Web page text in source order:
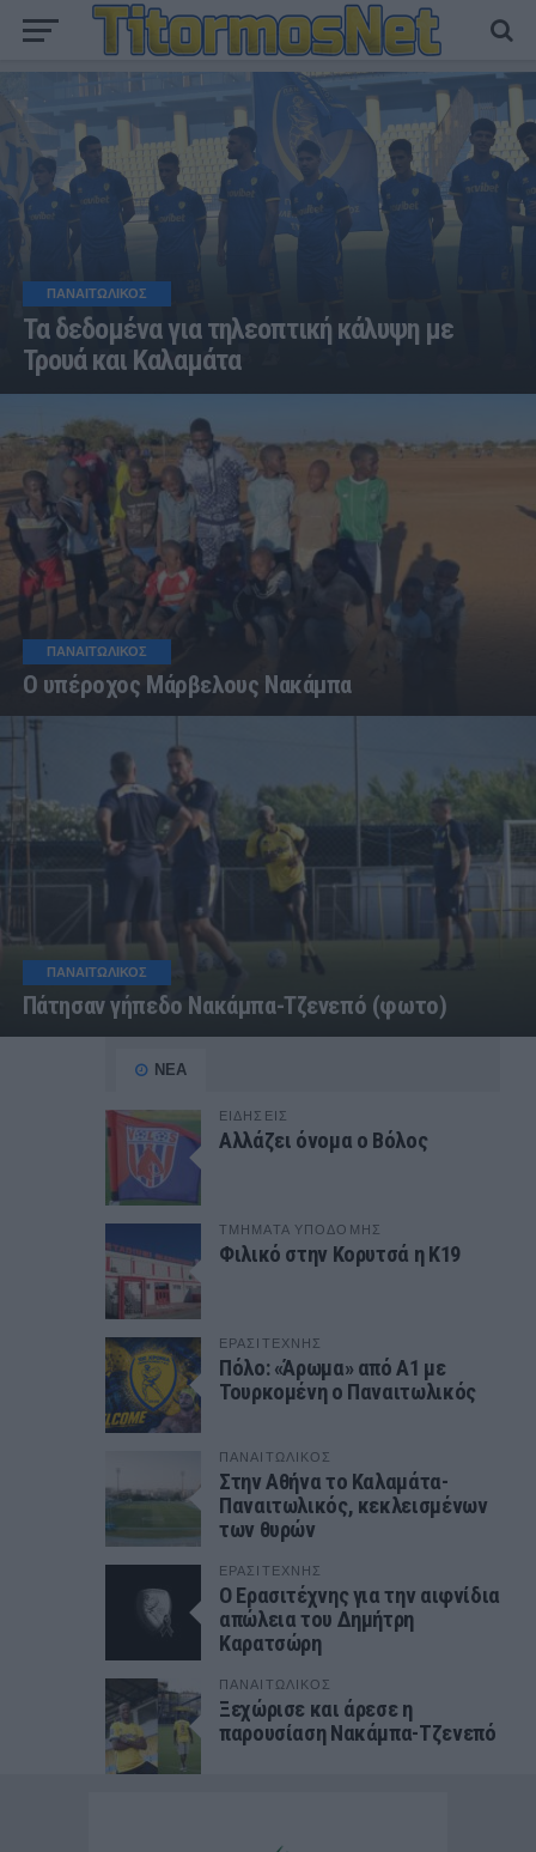
ΠΑΝΑΙΤΩΛΙΚΟΣ
Τα δεδομένα για τηλεοπτική κάλυψη με
Τρουά και Καλαμάτα
ΠΑΝΑΙΤΩΛΙΚΟΣ
Ο υπέροχος Μάρβελους Νακάμπα
ΠΑΝΑΙΤΩΛΙΚΟΣ
Πάτησαν γήπεδο Νακάμπα-Τζενεπό (φωτο)
ΝΕΑ
ΕΙΔΗΣΕΙΣ
Αλλάζει όνομα ο Βόλος
ΤΜΗΜΑΤΑ ΥΠΟΔΟΜΗΣ
Φιλικό στην Κορυτσά η Κ19
ΕΡΑΣΙΤΕΧΝΗΣ
Πόλο: «Άρωμα» από Α1 με
Τουρκομένη ο Παναιτωλικός
ΠΑΝΑΙΤΩΛΙΚΟΣ
Στην Αθήνα το Καλαμάτα-
Παναιτωλικός, κεκλεισμένων
των θυρών
ΕΡΑΣΙΤΕΧΝΗΣ
Ο Ερασιτέχνης για την αιφνίδια
απώλεια του Δημήτρη
Καρατσώρη
ΠΑΝΑΙΤΩΛΙΚΟΣ
Ξεχώρισε και άρεσε η
παρουσίαση Νακάμπα-Τζενεπό